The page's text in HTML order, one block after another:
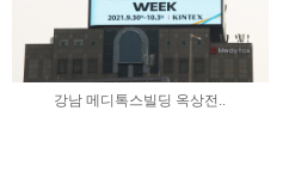
강남 메디톡스빌딩 옥상전..